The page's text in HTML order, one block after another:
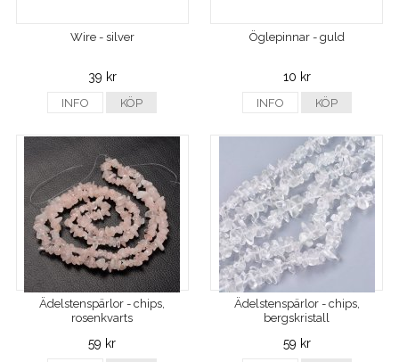
Wire - silver
39 kr
INFO KÖP
Öglepinnar - guld
10 kr
INFO KÖP
Ädelstenspärlor - chips,
rosenkvarts
59 kr
Ädelstenspärlor - chips,
bergskristall
59 kr